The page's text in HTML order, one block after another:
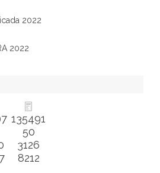
2022
2022
135491
50
3126
8212